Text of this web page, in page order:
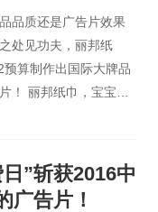
品质还是广告片效果
处见功夫，丽邦纸
预算制作出国际大牌品
，宝宝爱
”斩获2016中
广告片！